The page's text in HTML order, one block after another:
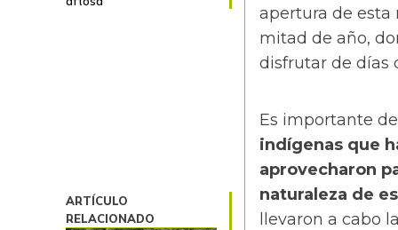
apertura de esta
mitad de año,
disfrutar de días
Es importante
indígenas que
aprovecharon
naturaleza de
llevaron a cabo
ARTÍCULO
RELACIONADO